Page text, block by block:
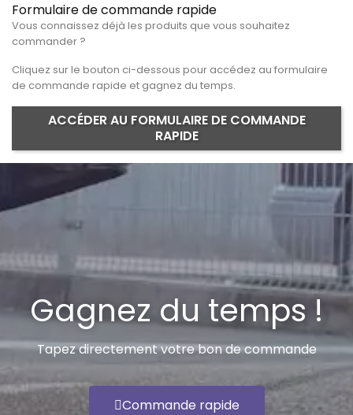
Formulaire de commande rapide
Vous connaissez déjà les produits que vous souhaitez
commander ?
Cliquez sur le bouton ci-dessous pour accédez au formulaire
de commande rapide et gagnez du temps.
ACCÉDER AU FORMULAIRE DE COMMANDE
RAPIDE
Gagnez du temps !
Tapez directement votre bon de commande
Commande rapide